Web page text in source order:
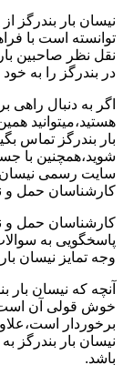
نیسان بار بندرگز
توانسته است با
نقل نظر صاحبین
در بندرگز را به
اگر به دنبال راهی
هستید،میتوانید
بار بندرگز تماس
شوید،همچنین با
سایت رسمی نیسان
کارشناسان حمل و
کارشناسان حمل و
پاسخگویی به
وجه تمایز نیسان
آنچه که نیسان بار
خوش قولی آن است
برخوردار
نیسان بار بندرگز
باشد.